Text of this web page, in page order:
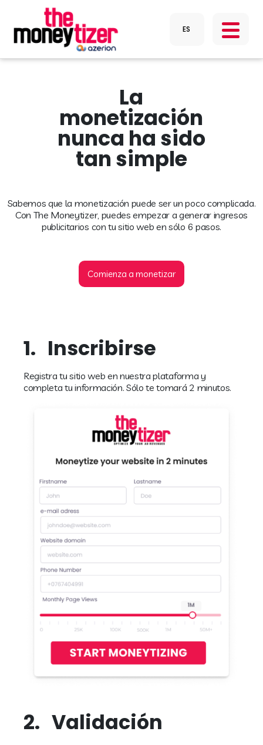
La
monetización
nunca ha sido
tan simple
Sabemos que la monetización puede ser un poco complicada.
Con The Moneytizer, puedes empezar a generar ingresos
publicitarios con tu sitio web en sólo 6 pasos.
Comienza a monetizar
1. Inscribirse
Registra tu sitio web en nuestra plataforma y
completa tu información. Sólo te tomará 2 minutos.
2. Validación